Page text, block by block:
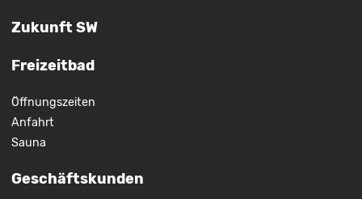
Zukunft SW
Freizeitbad
Öffnungszeiten
Anfahrt
Sauna
Geschäftskunden